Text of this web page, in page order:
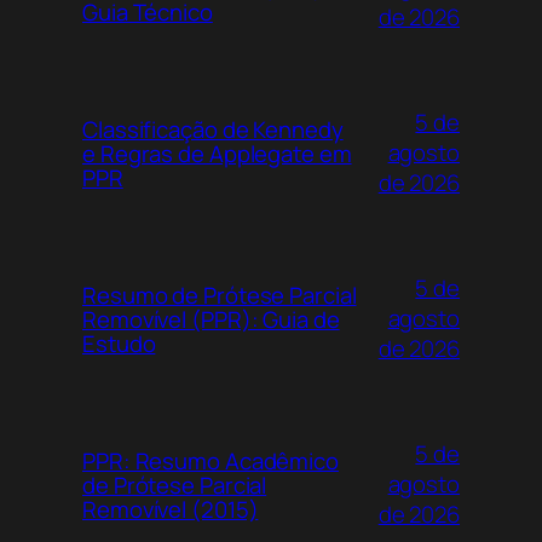
repertório para abordar a exploração animal
corporações. Você pode utilizá-lo para
argumentar sobre a necessidade de debater
o consumo consciente, a busca por
5. Livro “Libertação Animal” (Peter Singer,
1975): A Filosofia Contra o Especismo
Guia Técnico
de 2026
Classificação de Kennedy
e Regras de Applegate em
PPR
5 de
agosto
de 2026
Resumo de Prótese Parcial
Removível (PPR): Guia de
Estudo
5 de
agosto
de 2026
PPR: Resumo Acadêmico
de Prótese Parcial
Removível (2015)
5 de
agosto
de 2026